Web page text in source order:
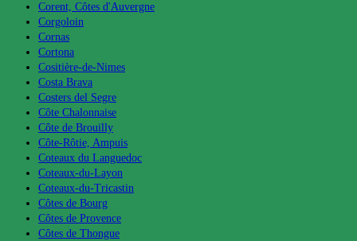
Corent, Côtes d'Auvergne
Corgoloin
Cornas
Cortona
Cositière-de-Nimes
Costa Brava
Costers del Segre
Côte Chalonnaise
Côte de Brouilly
Côte-Rôtie, Ampuis
Coteaux du Languedoc
Coteaux-du-Layon
Coteaux-du-Tricastin
Côtes de Bourg
Côtes de Provence
Côtes de Thongue